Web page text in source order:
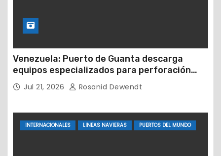
Venezuela: Puerto de Guanta descarga
equipos especializados para perforación
petrolera
Jul 21, 2026 Rosanid Dewendt
INTERNACIONALES LINEAS NAVIERAS PUERTOS DEL MUNDO